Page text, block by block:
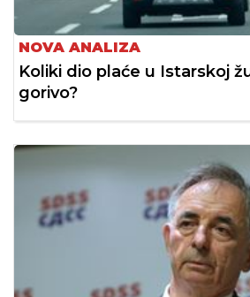
NOVA ANALIZA
Koliki dio plaće u Istarskoj
gorivo?